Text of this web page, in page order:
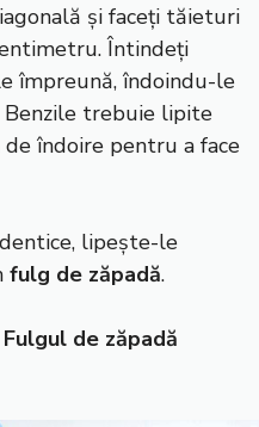
și faceți tăieturi
Întindeți
împreună, îndoindu-le
Benzile trebuie lipite
îndoire pentru a face
lipește-le
fulg de zăpadă.
Fulgul de zăpadă